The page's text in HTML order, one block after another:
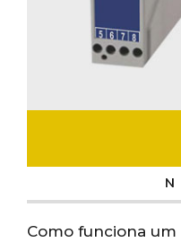
Como funciona